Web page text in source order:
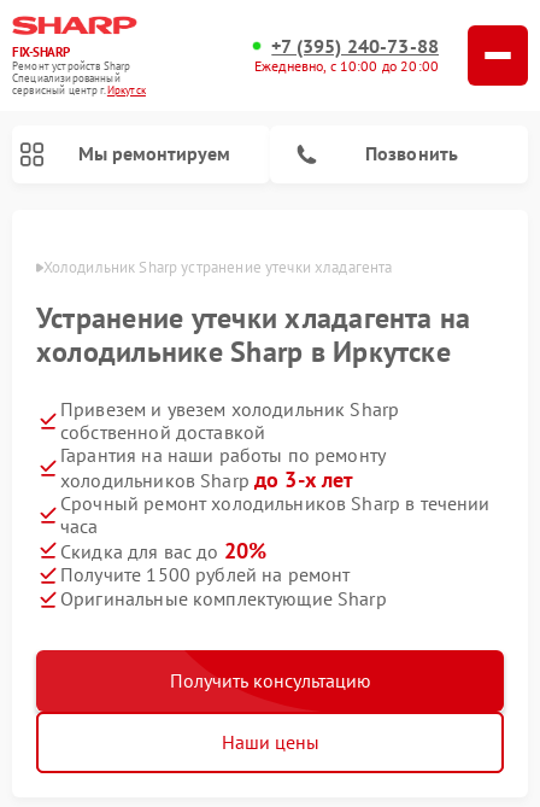
FIX-SHARP
Ремонт устройств Sharp
Специализированный
cервисный центр г.Иркутск
+7 (395) 240-73-88
Ежедневно, с 10:00 до 20:00
Мы ремонтируем Позвонить
Холодильник Sharp устранение утечки хладагента
Устранение утечки хладагента на
холодильнике Sharp в Иркутске
Привезем и увезем холодильник Sharp
собственной доставкой
Гарантия на наши работы по ремонту
холодильников Sharpдо 3-х лет
Срочный ремонт холодильников Sharp в течении
часа
Скидка для вас до 20%
Получите 1500 рублей на ремонт
Оригинальные комплектующие Sharp
Получить консультацию
Наши цены